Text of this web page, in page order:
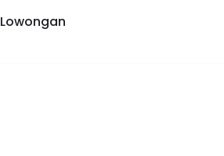
Lowongan